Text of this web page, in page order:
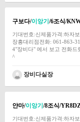
구보다/이앙기/6조식/
기대번호:신제품가격:하자
장흥대리점전화: 061-863-
4"장비다" 에서 보고 전화드
^
장비다실장
얀마/이앙기/8조식/
기대번호:신제품가격:하자